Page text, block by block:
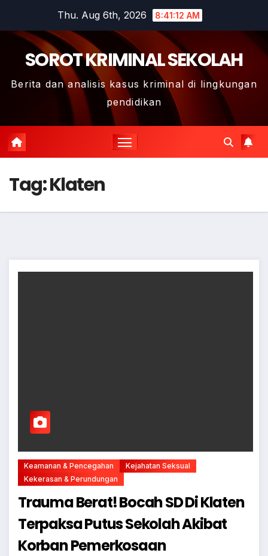
content
Thu. Aug 6th, 2026 8:41:12 AM
SOROT KRIMINAL SEKOLAH
Berita dan analisis kasus kriminal di lingkungan
pendidikan
Tag:Klaten
Keamanan & Pencegahan
Kejahatan Seksual
Kekerasan & Perundungan
Trauma Berat! Bocah SD Di Klaten
Terpaksa Putus Sekolah Akibat
Korban Pemerkosaan